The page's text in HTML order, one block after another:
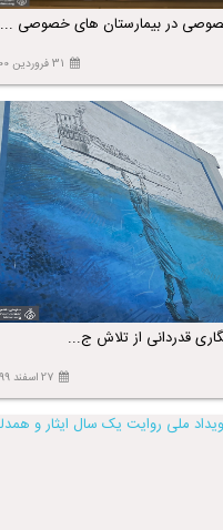
در بیمارستان های خصوصی ...
31 فروردین 1400
قدردانی از تلاش ج...
27 اسفند 1399